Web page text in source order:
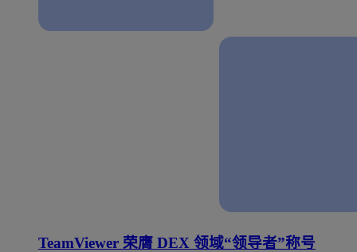
TeamViewer 荣膺 DEX 领域“领导者”称号